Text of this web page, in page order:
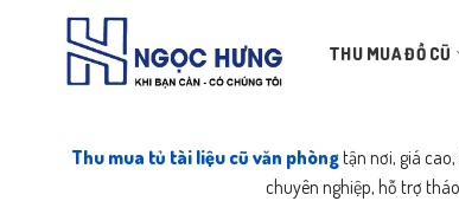
THU MUA ĐỒ CŨ
Thu mua tủ tài liệu cũ văn phòngtận nơi, giá
chuyên nghiệp, hỗ trợ